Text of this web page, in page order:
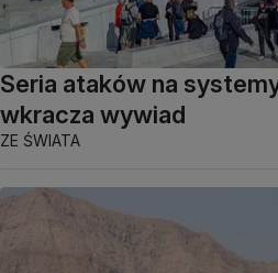
Seria ataków na
wkracza wywiad
ZE ŚWIATA